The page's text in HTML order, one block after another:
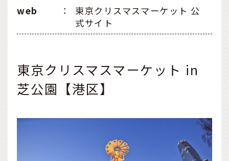
web
：
東京クリスマスマーケット 公
式サイト
東京クリスマスマーケット in
芝公園【港区】